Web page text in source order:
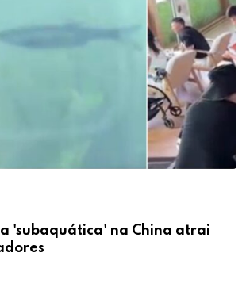
'subaquática' na China atrai